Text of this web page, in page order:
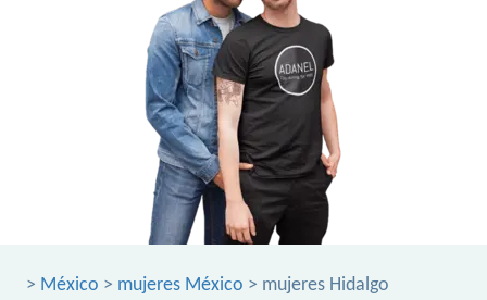
> México > mujeres México > mujeres Hidalgo